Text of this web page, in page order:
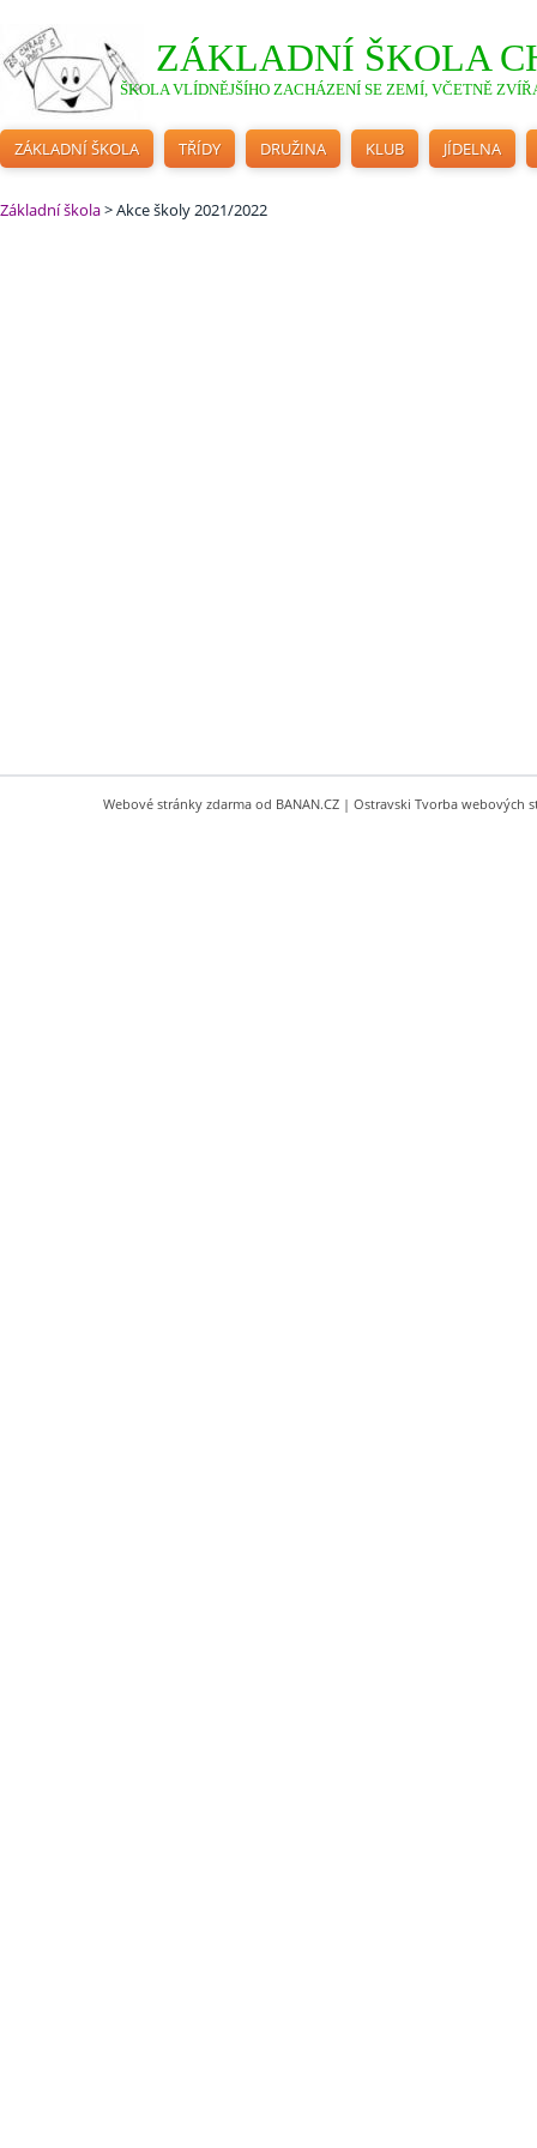
ZÁKLADNÍ ŠKOLA
ŠKOLA VLÍDNĚJŠÍHO ZACHÁZENÍ SE ZEMÍ, VČETNĚ
ZÁKLADNÍ ŠKOLA TŘÍDY DRUŽINA KLUB JÍDELNA
Základní škola>Akce školy 2021/2022
Webové stránky zdarma od BANAN.CZ | Ostravski Tvorba webových